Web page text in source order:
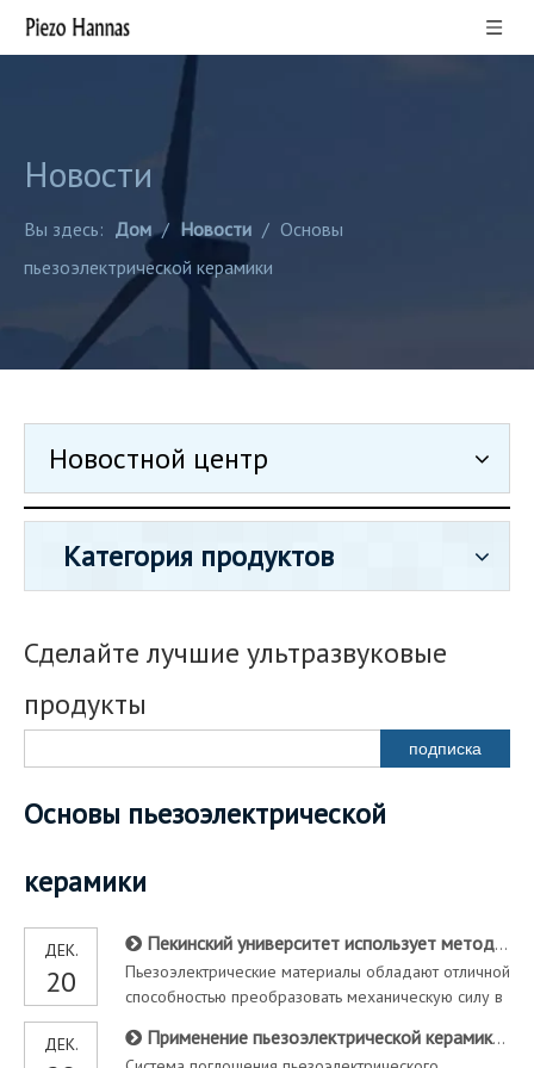
Новости
Вы здесь: Дом / Новости / Основы
пьезоэлектрической керамики
Новостной центр
Категория продуктов
Сделайте лучшие ультразвуковые
продукты
подписка
Основы пьезоэлектрической
керамики
ДЕК.
20
Пекинский университет использует методы 3D -печати для достижения нового прогресса в исследованиях гибких пьезоэлектрических керамических композитов
Пьезоэлектрические материалы обладают отличной
способностью преобразовать механическую силу в
Пьезоэлектрическая керамика, такая как свинцовый
ДЕК. Применение пьезоэлектрической керамики в области амортизации и прицеления